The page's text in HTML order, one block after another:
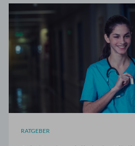
RATGEBER